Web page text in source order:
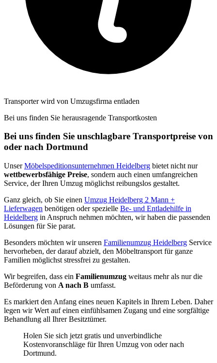
Transporter wird von Umzugsfirma entladen
Bei uns finden Sie herausragende Transportkosten
Bei uns finden Sie unschlagbare Transportpreise von
oder nach Dortmund
UnserMöbelspeditionsunternehmen Heidelberg bietet nicht nur
wettbewerbsfähige Preise, sondern auch einen umfangreichen
Service, der Ihren Umzug möglichst reibungslos gestaltet.
Ganz gleich, ob Sie einen Umzug Heidelberg 2 Mann +
Lieferwagen benötigen oder spezielle Be- und Entladehilfe in
Heidelberg in Anspruch nehmen möchten, wir haben die passenden
Lösungen für Sie parat.
Besonders möchten wir unseren Familienumzug Heidelberg Service
hervorheben, der darauf abzielt, den Möbeltransport für ganze
Familien möglichst stressfrei zu gestalten.
Wir begreifen, dass ein Familienumzug weitaus mehr als nur die
Beförderung von A nach B umfasst.
Es markiert den Anfang eines neuen Kapitels in Ihrem Leben. Daher
legen wir Wert auf einen einfühlsamen Zugang und eine sorgfältige
Behandlung all Ihrer Besitztümer.
Holen Sie sich jetzt gratis und unverbindliche
Kostenvoranschläge für Ihren Umzug von oder nach
Dortmund.